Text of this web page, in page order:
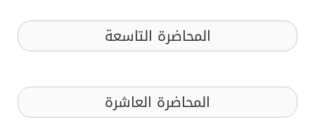
المحاضرة التاسعة
المحاضرة العاشرة